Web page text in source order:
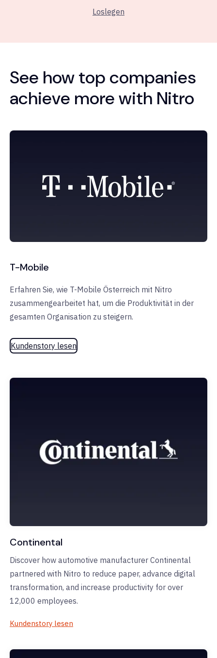
Loslegen
See how top companies
achieve more with Nitro
T-Mobile
Erfahren Sie, wie T-Mobile Österreich mit Nitro
zusammengearbeitet hat, um die Produktivität in der
gesamten Organisation zu steigern.
Kundenstory lesen
Continental
Discover how automotive manufacturer Continental
partnered with Nitro to reduce paper, advance digital
transformation, and increase productivity for over
12,000 employees.
Kundenstory lesen